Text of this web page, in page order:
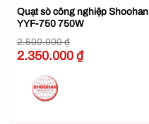
Quạt sò công nghiệp Shoohan
YYF-750 750W
2.500.000₫
Giá
gốc
2.500.000 ₫.
2.350.000 ₫Giá
hiện